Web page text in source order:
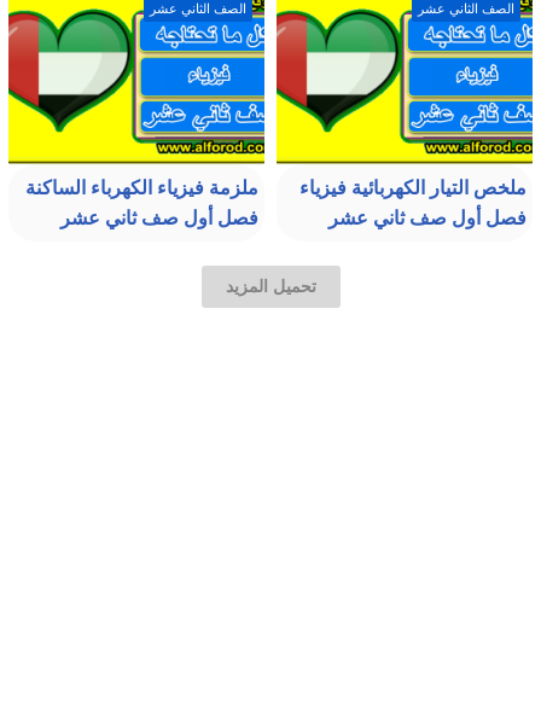
الصف الثاني عشر
ملخص التيار الكهربائية فيزياء
فصل أول صف ثاني عشر
الصف الثاني عشر
ملزمة فيزياء الكهرباء الساكنة
فصل أول صف ثاني عشر
تحميل المزيد